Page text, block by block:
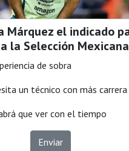
Márquez el indicado
la Selección
de sobra
un técnico con más carrera
que ver con el tiempo
Enviar